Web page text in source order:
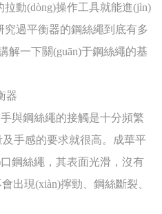
動(dòng)操作工具就能進(jìn)
過平衡器的鋼絲繩到底有多
解一下關(guān)于鋼絲繩的基
與鋼絲繩的接觸是十分頻繁
手感的要求就很高。
成華平
繩，其表面光滑，沒有
出現(xiàn)擰勁、鋼絲斷裂、